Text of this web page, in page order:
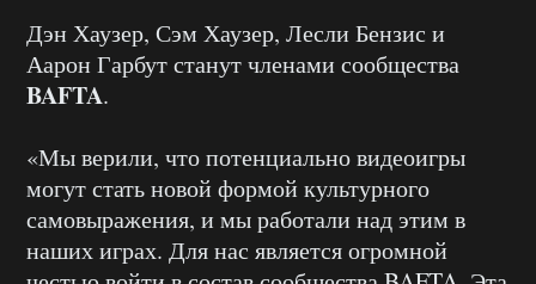
Дэн Хаузер, Сэм Хаузер, Лесли Бензис и
Аарон Гарбут станут членами сообщества
BAFTA.
«Мы верили, что потенциально видеоигры
могут стать новой формой культурного
самовыражения, и мы работали над этим в
наших играх. Для нас является огромной